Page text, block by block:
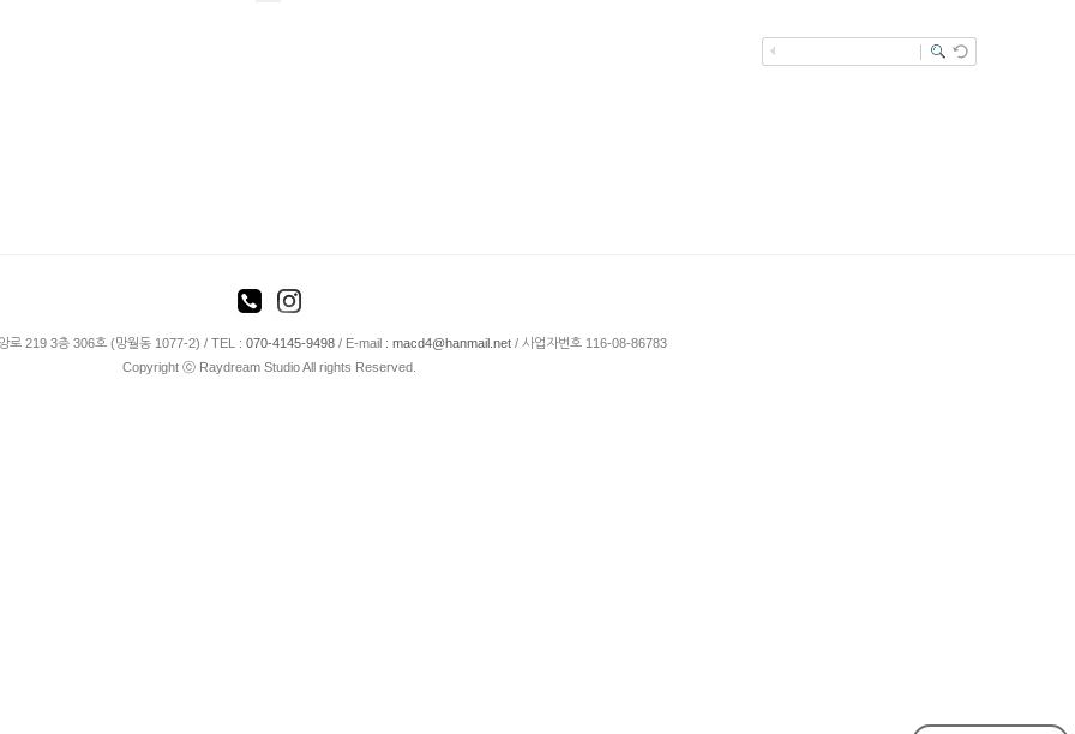
로 219 3층 306호 (망월동 1077-2) / TEL : 070-4145-9498 / E-mail : macd4@hanmail.net / 사업자번호 116-08-86783
Copyright ⓒ Raydream Studio All rights Reserved.